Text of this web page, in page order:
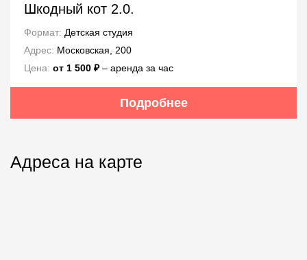
Шкодный кот 2.0.
Формат: Детская студия
Адрес: Московская, 200
Цена: от 1 500 ₽– аренда за час
Подробнее
Адреса на карте